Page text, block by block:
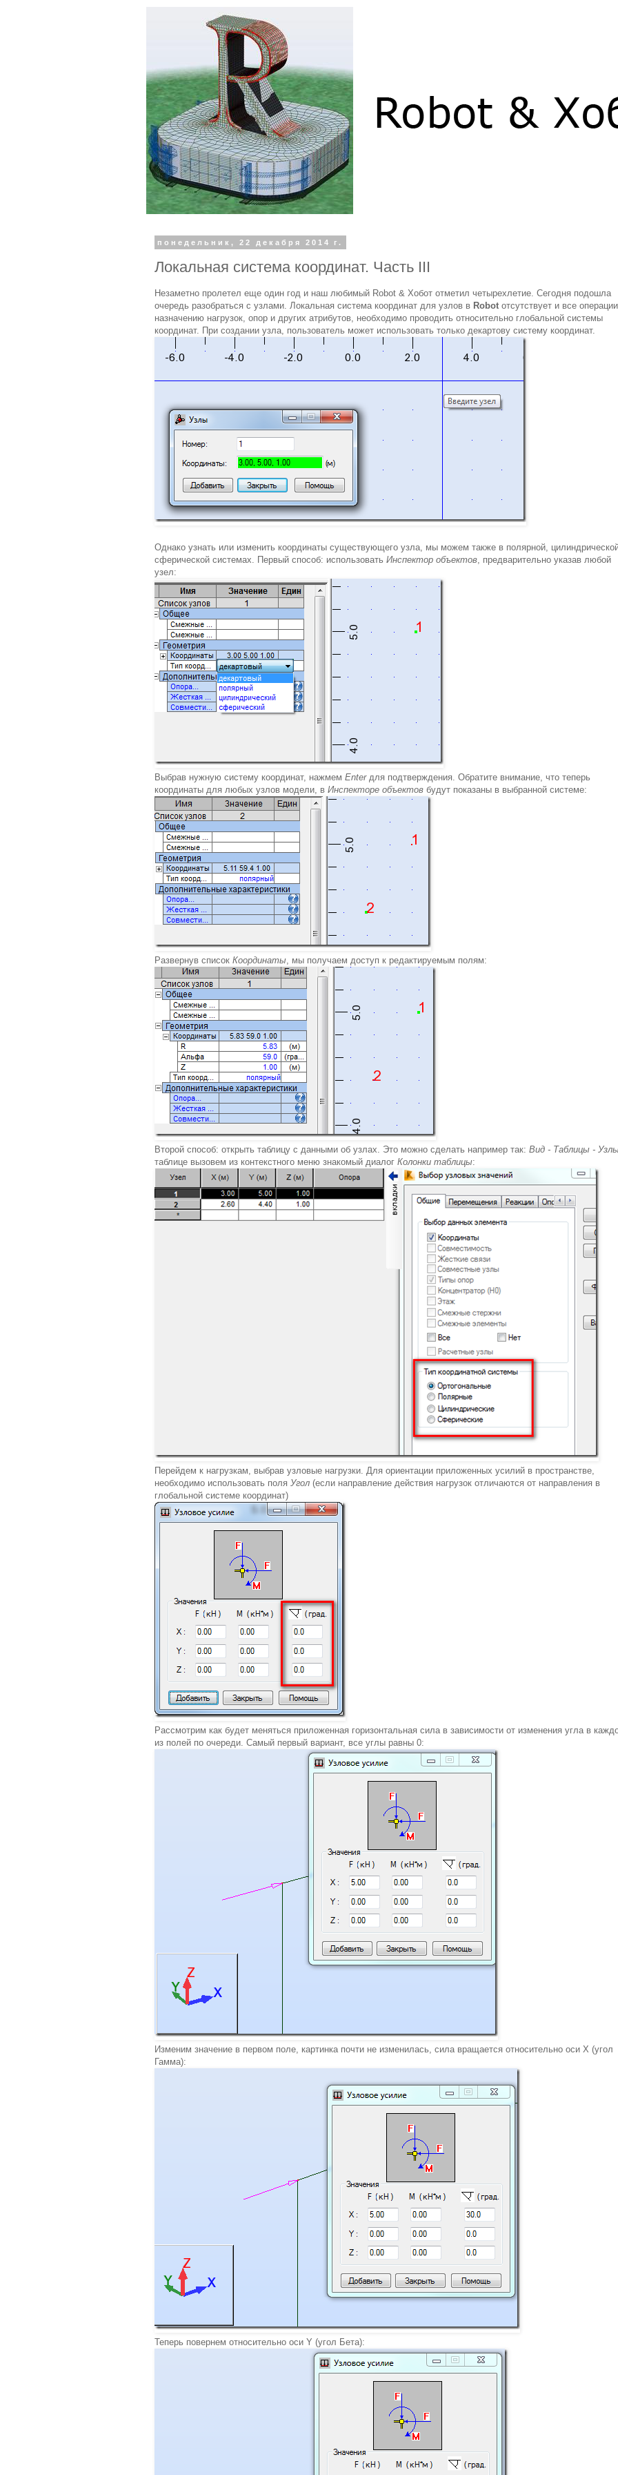
понедельник, 22 декабря 2014 г.
Локальная система координат. Часть III
Незаметно пролетел еще один год и наш любимый Robot & Хобот отметил четырехлетие. Сегодня подошла
очередь разобраться с узлами. Локальная система координат для узлов в Robot отсутствует и все
назначению нагрузок, опор и других атрибутов, необходимо проводить относительно глобальной системы
координат. При создании узла, пользователь может использовать только декартову систему координат.
Однако узнать или изменить координаты существующего узла, мы можем также в полярной,
сферической системах. Первый способ: использовать Инспектор объектов , предварительно указав любой
узел:
Выбрав нужную систему координат, нажмем Enter для подтверждения. Обратите внимание, что теперь
координаты для любых узлов модели, в Инспекторе объектов будут показаны в выбранной системе:
Развернув список Координаты , мы получаем доступ к редактируемым полям:
Второй способ: открыть таблицу с данными об узлах. Это можно сделать например так: Вид - Таблицы -
таблице вызовем из контекстного меню знакомый диалог Колонки таблицы:
Перейдем к нагрузкам, выбрав узловые нагрузки. Для ориентации приложенных усилий в пространстве,
необходимо использовать поля Угол (если направление действия нагрузок отличаются от направления в
глобальной системе координат)
Рассмотрим как будет меняться приложенная горизонтальная сила в зависимости от изменения угла в
из полей по очереди. Самый первый вариант, все углы равны 0:
Изменим значение в первом поле, картинка почти не изменилась, сила вращается относительно оси Х (угол
Гамма):
Теперь повернем относительно оси Y (угол Бета):